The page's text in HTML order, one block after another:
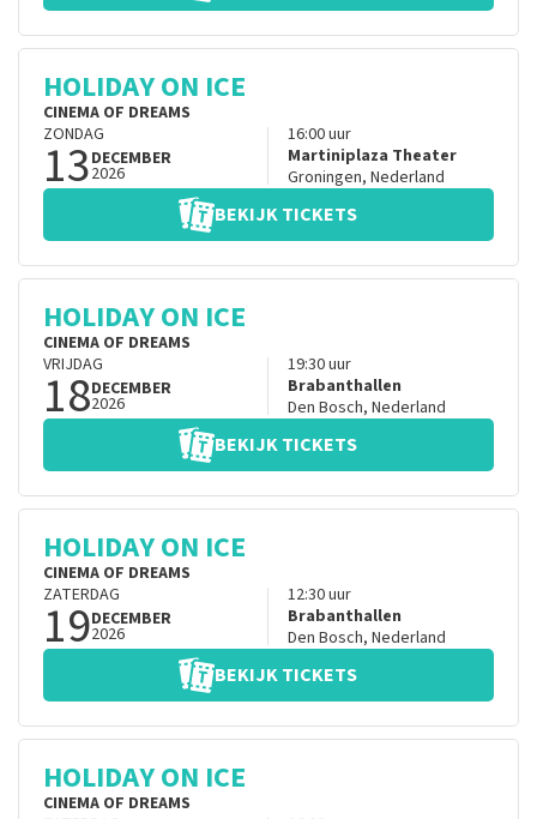
HOLIDAY ON ICE
CINEMA OF DREAMS
ZONDAG
13DECEMBER
2026
16:00uur
Martiniplaza Theater
Groningen, Nederland
BEKIJK TICKETS
HOLIDAY ON ICE
CINEMA OF DREAMS
VRIJDAG
18DECEMBER
2026
19:30uur
Brabanthallen
Den Bosch, Nederland
BEKIJK TICKETS
HOLIDAY ON ICE
CINEMA OF DREAMS
ZATERDAG
19DECEMBER
2026
12:30uur
Brabanthallen
Den Bosch, Nederland
BEKIJK TICKETS
HOLIDAY ON ICE
CINEMA OF DREAMS